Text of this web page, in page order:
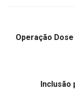
Operação
Inclusão